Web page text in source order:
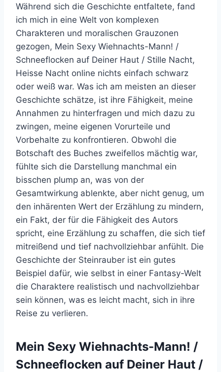
Während sich die Geschichte entfaltete, fand
ich mich in eine Welt von komplexen
Charakteren und moralischen Grauzonen
gezogen, Mein Sexy Wiehnachts-Mann! /
Schneeflocken auf Deiner Haut / Stille Nacht,
Heisse Nacht online nichts einfach schwarz
oder weiß war. Was ich am meisten an dieser
Geschichte schätze, ist ihre Fähigkeit, meine
Annahmen zu hinterfragen und mich dazu zu
zwingen, meine eigenen Vorurteile und
Vorbehalte zu konfrontieren. Obwohl die
Botschaft des Buches zweifellos mächtig war,
fühlte sich die Darstellung manchmal ein
bisschen plump an, was von der
Gesamtwirkung ablenkte, aber nicht genug, um
den inhärenten Wert der Erzählung zu mindern,
ein Fakt, der für die Fähigkeit des Autors
spricht, eine Erzählung zu schaffen, die sich tief
mitreißend und tief nachvollziehbar anfühlt. Die
Geschichte der Steinrauber ist ein gutes
Beispiel dafür, wie selbst in einer Fantasy-Welt
die Charaktere realistisch und nachvollziehbar
sein können, was es leicht macht, sich in ihre
Reise zu verlieren.
Mein Sexy Wiehnachts-Mann! /
Schneeflocken auf Deiner Haut /